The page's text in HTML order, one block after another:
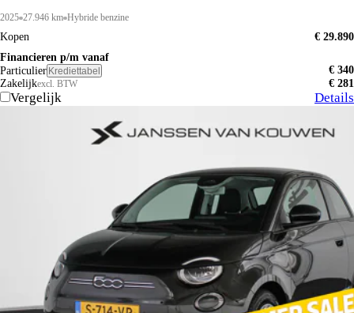
2025 27.946 km Hybride benzine
Kopen
€ 29.890
Financieren p/m vanaf
Particulier Krediettabel
€ 340
Zakelijkexcl. BTW € 281
Vergelijk Details